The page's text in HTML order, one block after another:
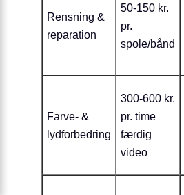
Rensning &
reparation
50-150 kr.
pr.
spole/bånd
Farve- &
lydforbedring
300-600 kr.
pr. time
færdig
video